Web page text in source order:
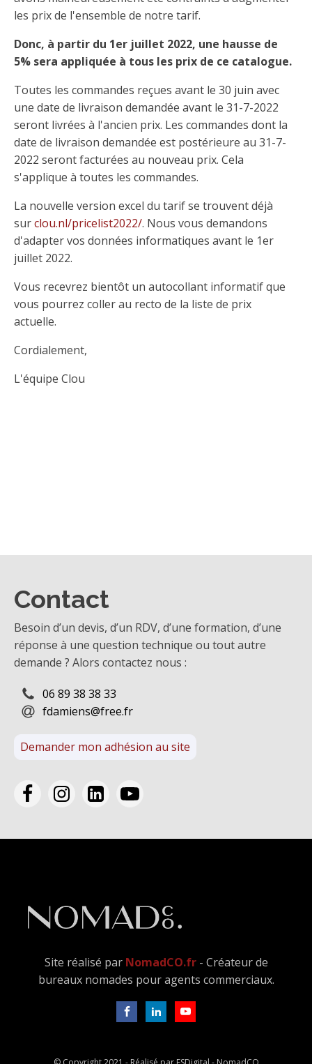
les prix de l'ensemble de notre tarif.
Donc, à partir du 1er juillet 2022, une hausse de
5% sera appliquée à tous les prix de ce catalogue.
Toutes les commandes reçues avant le 30 juin avec
une date de livraison demandée avant le 31-7-2022
seront livrées à l'ancien prix. Les commandes dont la
date de livraison demandée est postérieure au 31-7-
2022 seront facturées au nouveau prix. Cela
s'applique à toutes les commandes.
La nouvelle version excel du tarif se trouvent déjà
surclou.nl/pricelist2022/. Nous vous demandons
d'adapter vos données informatiques avant le 1er
juillet 2022.
Vous recevrez bientôt un autocollant informatif que
vous pourrez coller au recto de la liste de prix
actuelle.
Cordialement,
L'équipe Clou
Contact
Besoin d’un devis, d’un RDV, d’une formation, d’une
réponse à une question technique ou tout autre
demande ? Alors contactez nous :
06 89 38 38 33
fdamiens@free.fr
Demander mon adhésion au site
Site réalisé par NomadCO.fr - Créateur de
bureaux nomades pour agents commerciaux.